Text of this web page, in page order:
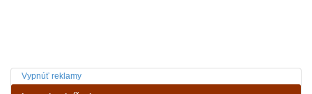
Vypnúť reklamy